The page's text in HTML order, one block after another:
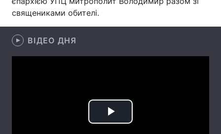
Контакти
Послуги
священиками обителі.
ВІДЕО ДНЯ
Play